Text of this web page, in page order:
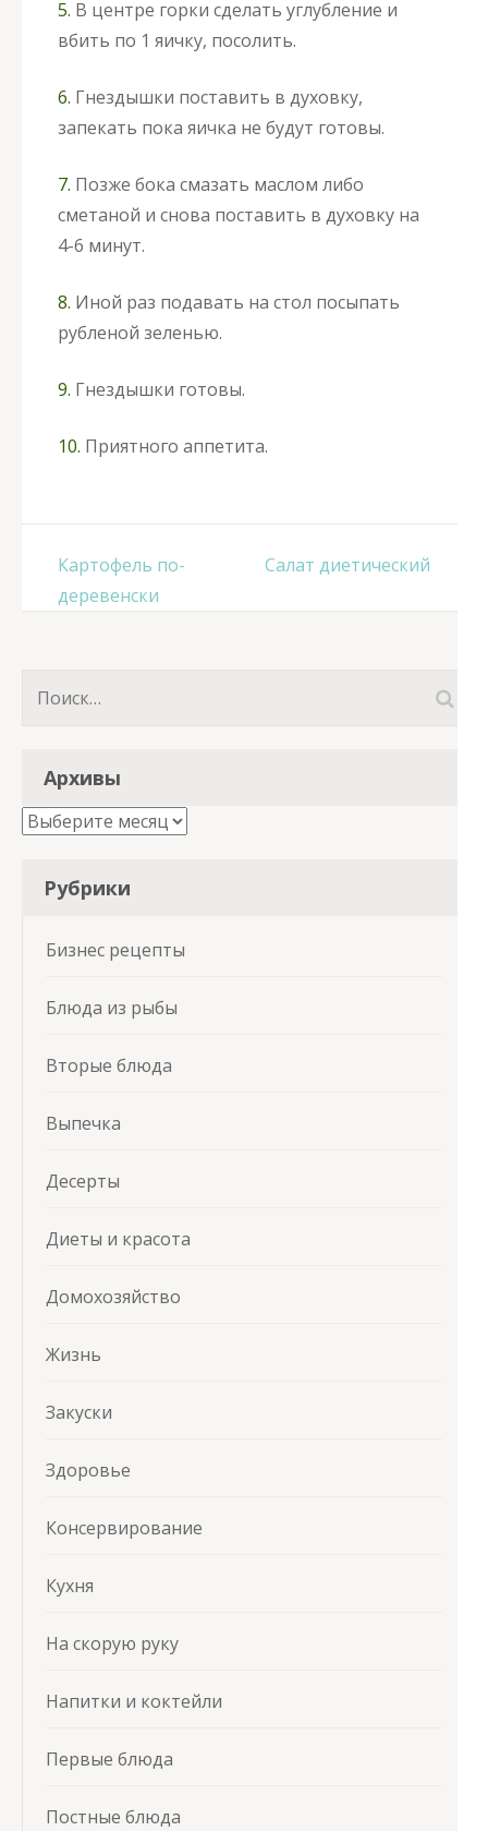
5. В центре горки сделать углубление и
вбить по 1 яичку, посолить.
6. Гнездышки поставить в духовку,
запекать пока яичка не будут готовы.
7. Позже бока смазать маслом либо
сметаной и снова поставить в духовку на
4-6 минут.
8. Иной раз подавать на стол посыпать
рубленой зеленью.
9. Гнездышки готовы.
10. Приятного аппетита.
Навигация
по
Картофель по-
деревенски
Салат диетический
Найти:
Архивы
Архивы
Рубрики
Бизнес рецепты
Блюда из рыбы
Вторые блюда
Выпечка
Десерты
Диеты и красота
Домохозяйство
Жизнь
Закуски
Здоровье
Консервирование
Кухня
На скорую руку
Напитки и коктейли
Первые блюда
Постные блюда